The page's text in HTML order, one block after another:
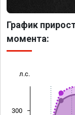
График
момента:
л.с.
300